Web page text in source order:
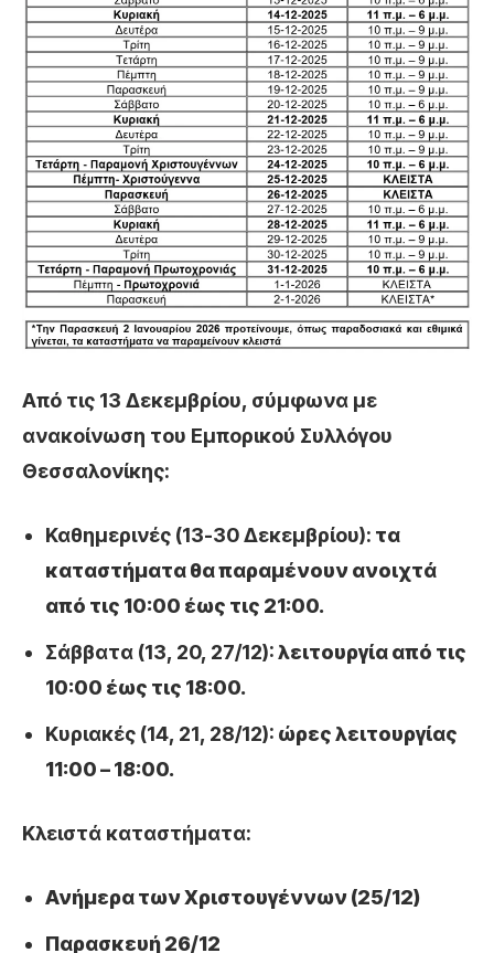
Από τις 13 Δεκεμβρίου, σύμφωνα με
ανακοίνωση του Εμπορικού Συλλόγου
Θεσσαλονίκης:
Καθημερινές (13-30 Δεκεμβρίου): τα
καταστήματα θα παραμένουν ανοιχτά
από τις 10:00 έως τις 21:00.
Σάββατα (13, 20, 27/12):λειτουργία από τις
10:00 έως τις 18:00.
Κυριακές (14, 21, 28/12): ώρες λειτουργίας
11:00 – 18:00.
Κλειστά καταστήματα:
Ανήμερα των Χριστουγέννων (25/12)
Παρασκευή 26/12